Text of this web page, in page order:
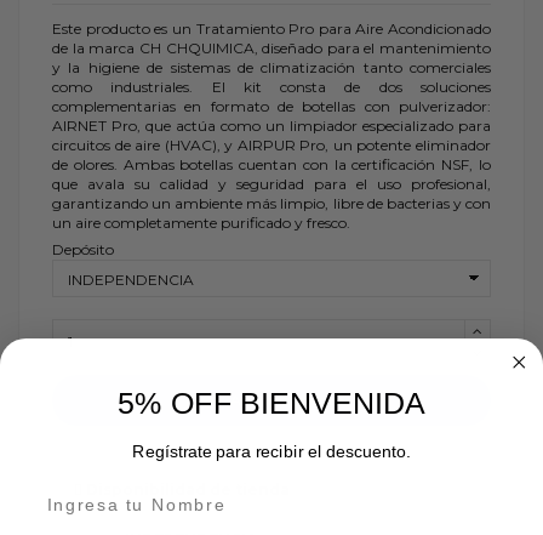
Este producto es un Tratamiento Pro para Aire Acondicionado
de la marca CH CHQUIMICA, diseñado para el mantenimiento
y la higiene de sistemas de climatización tanto comerciales
como industriales. El kit consta de dos soluciones
complementarias en formato de botellas con pulverizador:
AIRNET Pro, que actúa como un limpiador especializado para
circuitos de aire (HVAC), y AIRPUR Pro, un potente eliminador
de olores. Ambas botellas cuentan con la certificación NSF, lo
que avala su calidad y seguridad para el uso profesional,
garantizando un ambiente más limpio, libre de bacterias y con
un aire completamente purificado y fresco.
Depósito
Añadir al carrito
5% OFF BIENVENIDA
Regístrate para recibir el descuento.